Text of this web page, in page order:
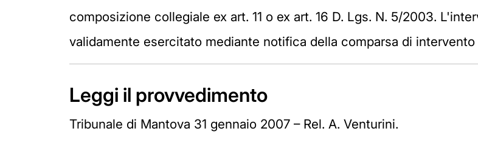
composizione collegiale ex art. 11 o ex art. 16 D. Lgs. N. 5/2003.
validamente esercitato mediante notifica della comparsa di
Leggi il provvedimento
Tribunale di Mantova 31 gennaio 2007 – Rel. A. Venturini.